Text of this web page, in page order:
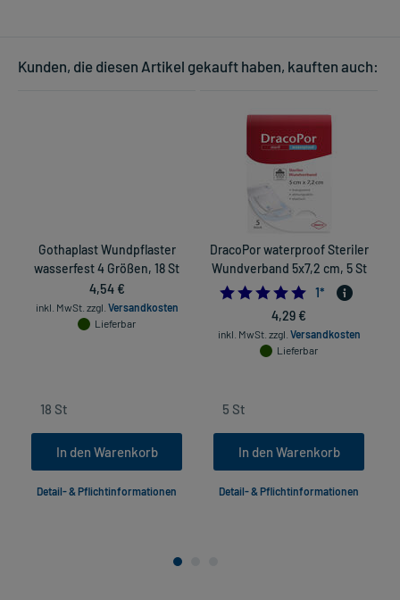
Kunden, die diesen Artikel gekauft haben, kauften auch:
Gothaplast Wundpflaster
wasserfest 4 Größen, 18 St
4,54 €
inkl. MwSt. zzgl. Versandkosten
Lieferbar
In den Warenkorb
Detail- & Pflichtinformationen
DracoPor waterproof Steriler
Wundverband 5x7,2 cm, 5 St
5.0
1*
4,29 €
inkl. MwSt. zzgl. Versandkosten
Lieferbar
In den Warenkorb
Detail- & Pflichtinformationen